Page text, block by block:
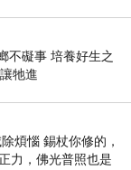
不礙事 培養好生之
牠進
煩惱 錫杖你修的，
力，佛光普照也是